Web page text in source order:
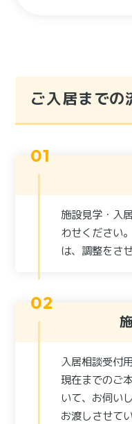
ご入居までの
施設見学・入
わせください
は、調整をさ
入居相談受付
現在までのご
いて、お伺い
お渡しさせて